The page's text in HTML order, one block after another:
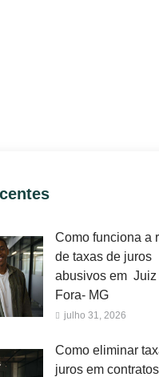
Como funciona a
de taxas de juros
abusivos em Juiz
Fora- MG
julho 31, 2026
Como eliminar
juros em